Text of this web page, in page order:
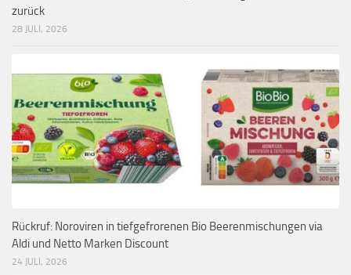
zurück
28 JULI, 2026
Rückruf: Noroviren in tiefgefrorenen Bio Beerenmischungen via
Aldi und Netto Marken Discount
24 JULI, 2026